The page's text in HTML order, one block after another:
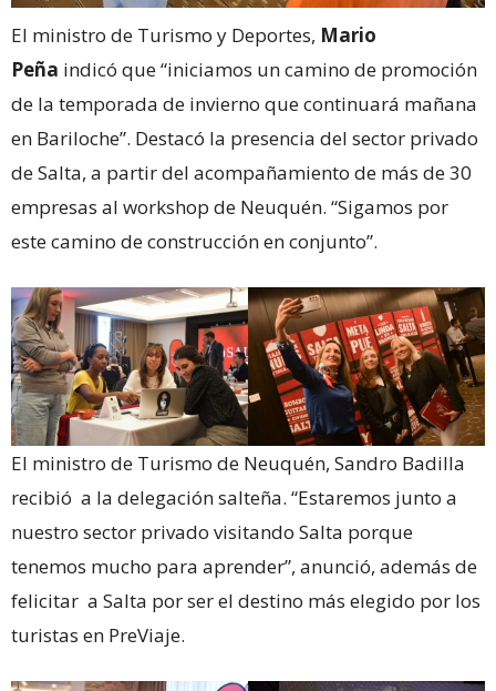
El ministro de Turismo y Deportes, Mario
Peña indicó que “iniciamos un camino de promoción
de la temporada de invierno que continuará mañana
en Bariloche”. Destacó la presencia del sector privado
de Salta, a partir del acompañamiento de más de 30
empresas al workshop de Neuquén. “Sigamos por
este camino de construcción en conjunto”.
El ministro de Turismo de Neuquén, Sandro Badilla
recibió a la delegación salteña. “Estaremos junto a
nuestro sector privado visitando Salta porque
tenemos mucho para aprender”, anunció, además de
felicitar a Salta por ser el destino más elegido por los
turistas en PreViaje.